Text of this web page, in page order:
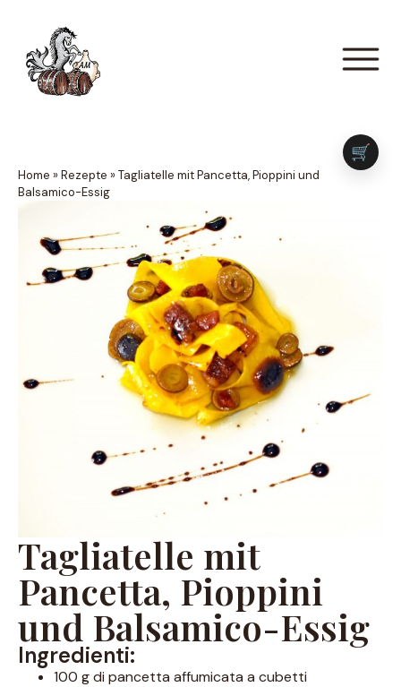
Home »Rezepte »Tagliatelle mit Pancetta, Pioppini und
Balsamico-Essig
Tagliatelle mit
Pancetta, Pioppini
und Balsamico-Essig
Ingredienti:
100 g di pancetta affumicata a cubetti
🛒